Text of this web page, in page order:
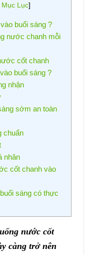
Mục Lục]
buổi sáng ?
nước chanh mỗi
cốt chanh
buổi sáng ?
nhận
sớm an toàn
chuẩn
nhân
cốt chanh vào
sáng có thực
nước cốt
càng trở nên